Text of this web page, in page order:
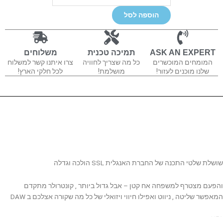
UF1
הוספה לסל
ASK AN EXPERT
המומחים המוכשרים
שלנו מוכנים לעזור!
תמיכה טכנית
כל מה שצריך לחוויה
מושלמת!
משלוחים
צרו איתנו קשר למשלוח
לכל חלקי הארץ!
שושלת שלטי התכנה של החברת האנגלית SSL הולכה וגדלה
והפעם מצטרף למשפחה אח קטן – אבל גדול ביותר , קונטרולר מתקדם
המאפשר שליטה , ניווט ואפילו חיווי ויזואלי של כל מה שקורה אצלכם ב DAW